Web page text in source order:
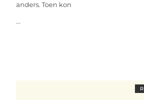
anders. Toen kon
...